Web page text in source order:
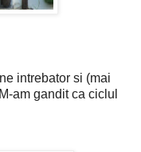
intrebator si (mai
am gandit ca ciclul